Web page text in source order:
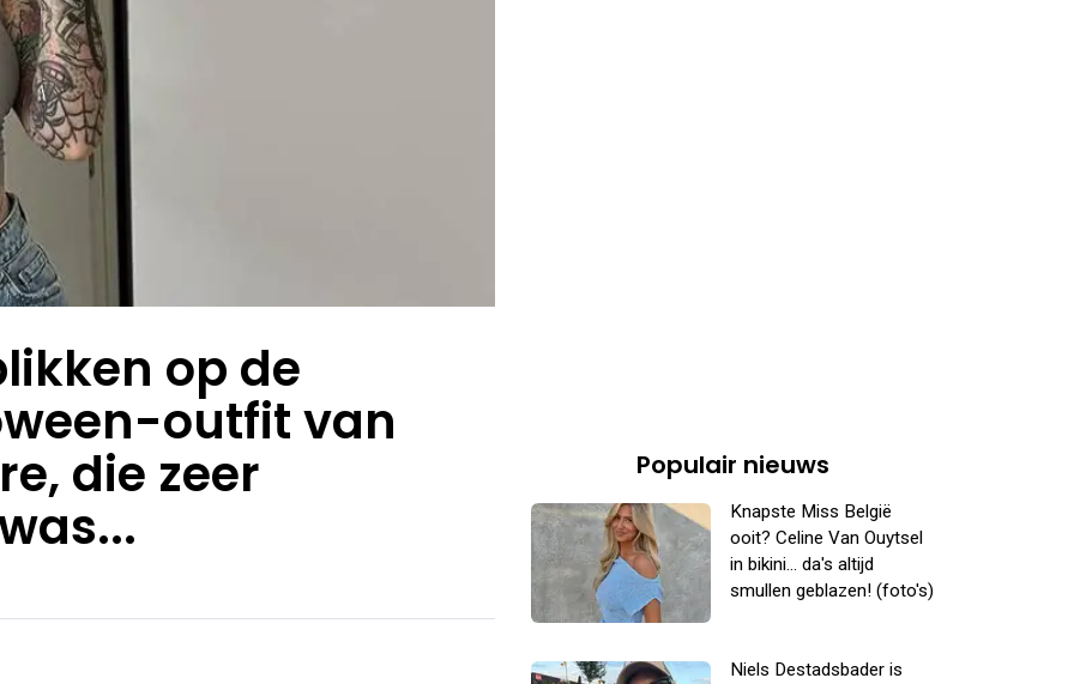
op de
outfit van
die zeer Populair nieuws
Knapste Miss België
ooit? Celine Van Ouytsel
in bikini... da's altijd
smullen geblazen! (foto's)
Niels Destadsbader is